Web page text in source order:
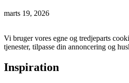
marts 19, 2026
Vi bruger vores egne og tredjeparts
tjenester, tilpasse din annoncering og
Inspiration